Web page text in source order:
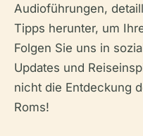
Audioführungen,
Tipps herunter, um
Folgen Sie uns in
Updates und
nicht die Entdeckung
Roms!